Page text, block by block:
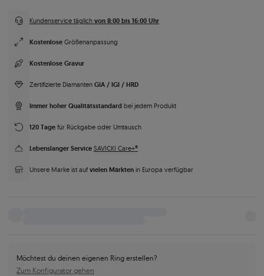
Kundenservice täglich von 8:00 bis 16:00 Uhr
Kostenlose Größenanpassung
Kostenlose Gravur
Zertifizierte Diamanten GIA / IGI / HRD
Immer hoher Qualitätsstandard bei jedem Produkt
120 Tage für Rückgabe oder Umtausch
Lebenslanger Service SAVICKI Care+®
Unsere Marke ist auf vielen Märkten in Europa verfügbar
Möchtest du deinen eigenen Ring erstellen?
Zum Konfigurator gehen